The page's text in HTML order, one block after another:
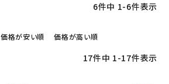
6件中 1-6件表示
価格が安い順 価格が高い順
17件中 1-17件表示